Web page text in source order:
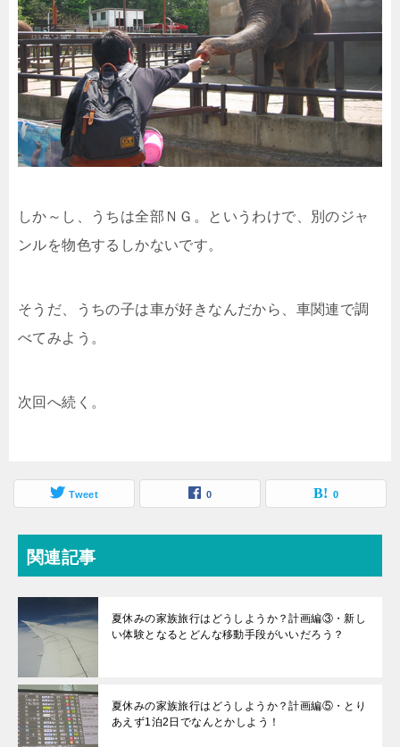
しか～し、うちは全部ＮＧ。というわけで、別のジャ
ンルを物色するしかないです。
そうだ、うちの子は車が好きなんだから、車関連で調
べてみよう。
次回へ続く。
Tweet 0 0
関連記事
夏休みの家族旅行はどうしようか？計画編③・新し
い体験となるとどんな移動手段がいいだろう？
夏休みの家族旅行はどうしようか？計画編⑤・とり
あえず1泊2日でなんとかしよう！